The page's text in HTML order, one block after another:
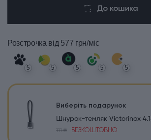
До кошика
Розстрочка від 577 грн/міс
5 5 5 5 5
Виберіть подарунок
Шнурок-темляк Victorinox
111 ₴
БЕЗКОШТОВНО